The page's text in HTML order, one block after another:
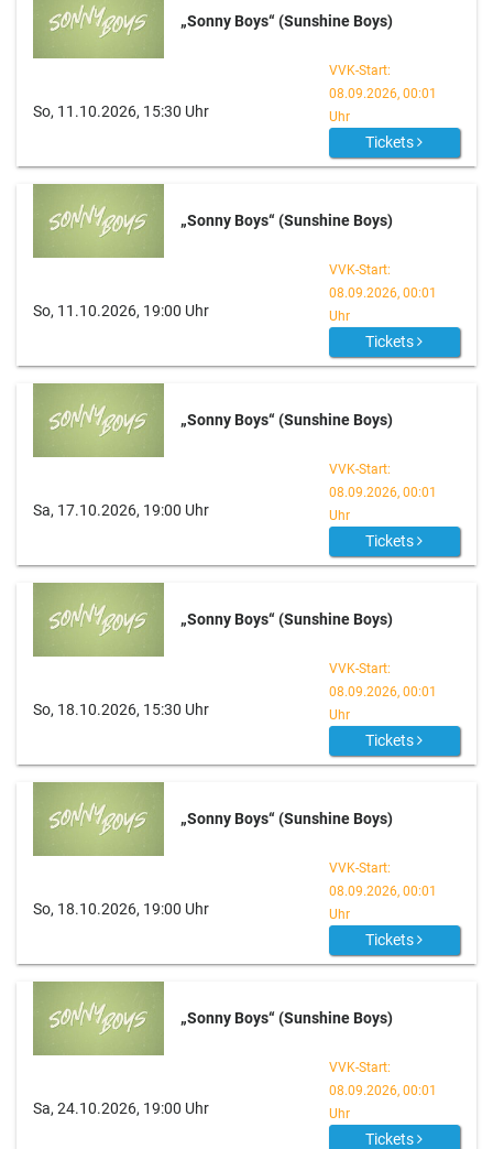
„Sonny Boys“ (Sunshine Boys)
So, 11.10.2026, 15:30 Uhr
VVK-Start:
08.09.2026, 00:01
Uhr
Tickets
„Sonny Boys“ (Sunshine Boys)
So, 11.10.2026, 19:00 Uhr
VVK-Start:
08.09.2026, 00:01
Uhr
Tickets
„Sonny Boys“ (Sunshine Boys)
Sa, 17.10.2026, 19:00 Uhr
VVK-Start:
08.09.2026, 00:01
Uhr
Tickets
„Sonny Boys“ (Sunshine Boys)
So, 18.10.2026, 15:30 Uhr
VVK-Start:
08.09.2026, 00:01
Uhr
Tickets
„Sonny Boys“ (Sunshine Boys)
So, 18.10.2026, 19:00 Uhr
VVK-Start:
08.09.2026, 00:01
Uhr
Tickets
„Sonny Boys“ (Sunshine Boys)
Sa, 24.10.2026, 19:00 Uhr
VVK-Start:
08.09.2026, 00:01
Uhr
Tickets